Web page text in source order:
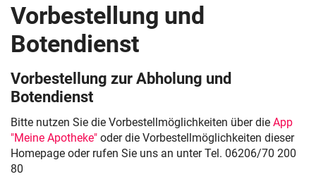
Vorbestellung und
Botendienst
Vorbestellung zur Abholung und
Botendienst
Bitte nutzen Sie die Vorbestellmöglichkeiten über die App
"Meine Apotheke" oder die Vorbestellmöglichkeiten dieser
Homepage oder rufen Sie uns an unter Tel. 06206/70 200
80